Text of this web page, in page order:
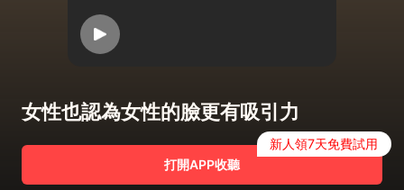
女性也認為女性的臉更有吸引力
打開APP收聽
新人領7天免費試用